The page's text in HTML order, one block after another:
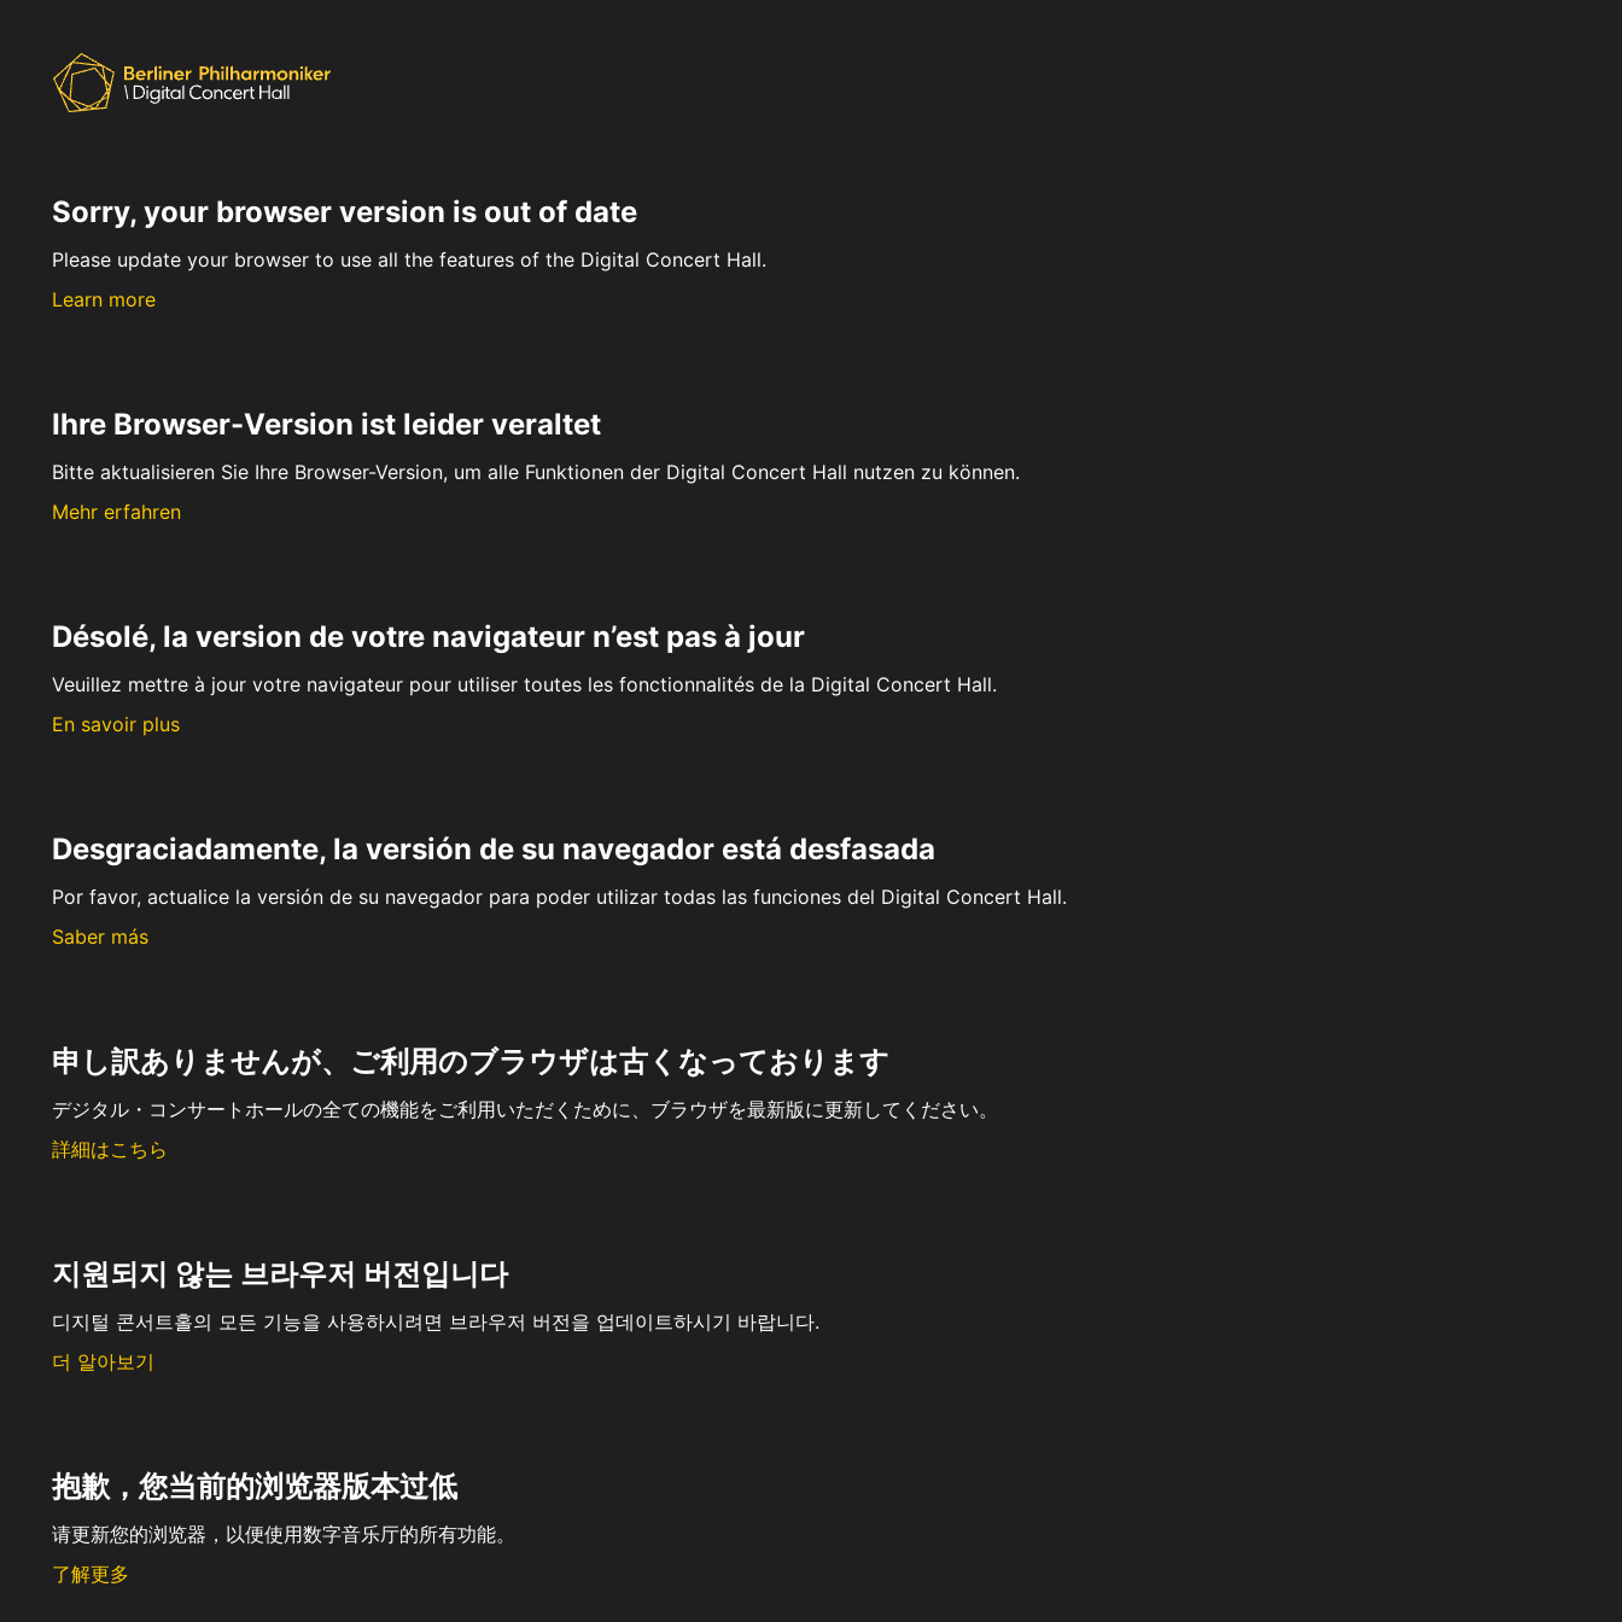
Sorry, your browser version is out of date
Please update your browser to use all the features of the Digital Concert Hall.
Learn more
Ihre Browser-Version ist leider veraltet
Bitte aktualisieren Sie Ihre Browser-Version, um alle Funktionen der Digital Concert Hall nutzen zu können.
Mehr erfahren
Désolé, la version de votre navigateur n’est pas à jour
Veuillez mettre à jour votre navigateur pour utiliser toutes les fonctionnalités de la Digital Concert Hall.
En savoir plus
Desgraciadamente, la versión de su navegador está desfasada
Por favor, actualice la versión de su navegador para poder utilizar todas las funciones del Digital Concert Hall.
Saber más
申し訳ありませんが、ご利用のブラウザは古くなっております
デジタル・コンサートホールの全ての機能をご利用いただくために、ブラウザを最新版に更新してください。
詳細はこちら
지원되지 않는 브라우저 버전입니다
디지털 콘서트홀의 모든 기능을 사용하시려면 브라우저 버전을 업데이트하시기 바랍니다.
더 알아보기
抱歉，您当前的浏览器版本过低
请更新您的浏览器，以便使用数字音乐厅的所有功能。
了解更多